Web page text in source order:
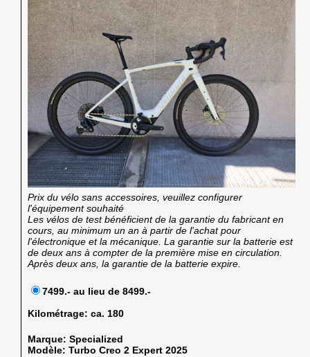
Prix du vélo sans accessoires, veuillez configurer
l'équipement souhaité
Les vélos de test bénéficient de la garantie du fabricant en
cours, au minimum un an à partir de l'achat pour
l'électronique et la mécanique. La garantie sur la batterie est
de deux ans à compter de la première mise en circulation.
Après deux ans, la garantie de la batterie expire.
7499.- au lieu de 8499.-
Kilométrage: ca. 180
Marque:Specialized
Modèle:Turbo Creo 2 Expert 2025